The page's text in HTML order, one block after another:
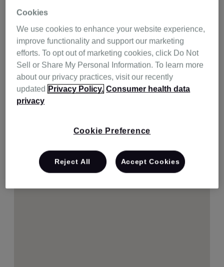
서울특별시 서초구 반포대로 222 (반포동),
서울 6591
http://www.cmcseoul.or.kr/
02-1588-1511 길 찾기
Cookies
We use cookies to enhance your website experience,
improve functionality and support our marketing
efforts. To opt out of marketing cookies, click Do Not
Sell or Share My Personal Information. To learn more
about our privacy practices, visit our recently
updated Privacy Policy. Consumer health data
privacy
Cookie Preference
Reject All Accept Cookies